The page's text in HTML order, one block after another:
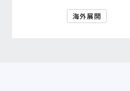
よろず支援拠点海外展開